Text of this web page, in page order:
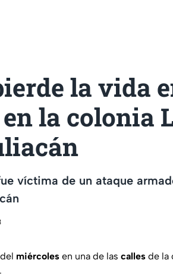
la vida
la colonia
víctima de un ataque
miércoles en una de las calles de la
.